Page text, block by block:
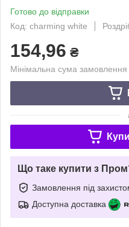
Готово до відправки
Код: charming white
154,96 ₴
Мінімальна сума
Що таке купити з
Замовлення під
Доступна доставка